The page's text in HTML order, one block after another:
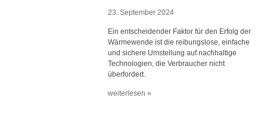
23. September 2024
Ein entscheidender Faktor für den Erfolg der
Wärmewende ist die reibungslose, einfache
und sichere Umstellung auf nachhaltige
Technologien, die Verbraucher nicht
überfordert.
weiterlesen »